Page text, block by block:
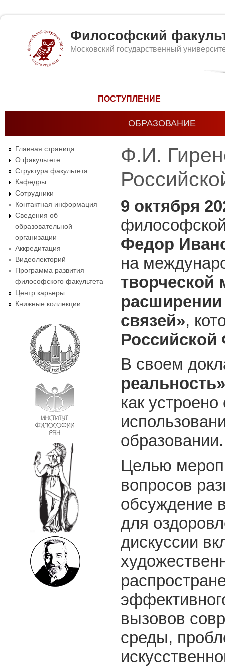
Философский
Московский государственный
ПОСТУПЛЕНИЕ
ОБРАЗОВАНИЕ
Главная страница
О факультете
Структура факультета
Кафедры
Сотрудники
Контактная информация
Сведения об
образовательной
организации
Аккредитация
Видеолекторий
Программа развития
философского факультета
Центр карьеры
Книжные коллекции
Ф.И.
9 октября
Федор
на
творческой
связей»,
В своем
как
образовании.
Целью
вопросов
обсуждение
для
дискуссии
вызовов
среды,